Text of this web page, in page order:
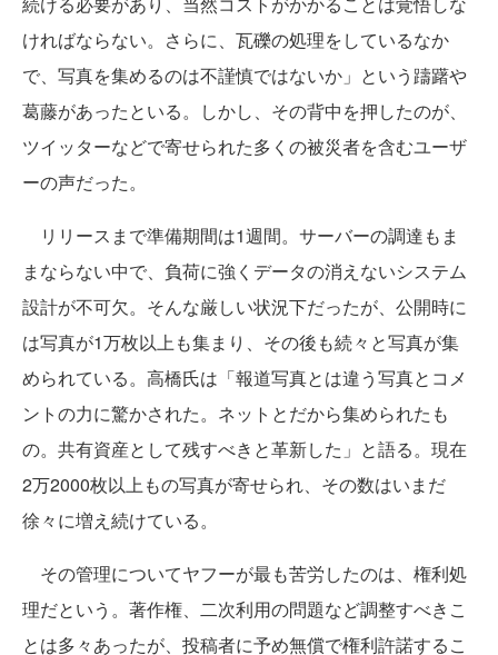
ければならない。さらに、瓦礫の処理をしているなか
で、写真を集めるのは不謹慎ではないか」という躊躇や
葛藤があったといる。しかし、その背中を押したのが、
ツイッターなどで寄せられた多くの被災者を含むユーザ
ーの声だった。
リリースまで準備期間は1週間。サーバーの調達もま
まならない中で、負荷に強くデータの消えないシステム
設計が不可欠。そんな厳しい状況下だったが、公開時に
は写真が1万枚以上も集まり、その後も続々と写真が集
められている。高橋氏は「報道写真とは違う写真とコメ
ントの力に驚かされた。ネットとだから集められたも
の。共有資産として残すべきと革新した」と語る。現在
2万2000枚以上もの写真が寄せられ、その数はいまだ
徐々に増え続けている。
その管理についてヤフーが最も苦労したのは、権利処
理だという。著作権、二次利用の問題など調整すべきこ
とは多々あったが、投稿者に予め無償で権利許諾するこ